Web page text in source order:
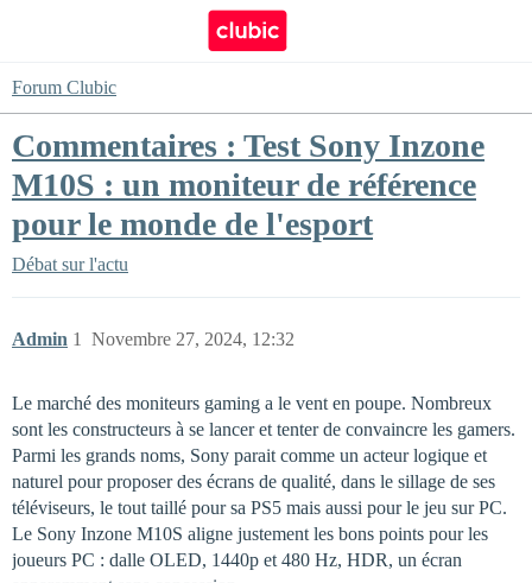
Forum Clubic
Commentaires : Test Sony Inzone
M10S : un moniteur de référence
pour le monde de l'esport
Débat sur l'actu
Admin Novembre 27, 2024, 12:32
1
Le marché des moniteurs gaming a le vent en poupe. Nombreux
sont les constructeurs à se lancer et tenter de convaincre les gamers.
Parmi les grands noms, Sony parait comme un acteur logique et
naturel pour proposer des écrans de qualité, dans le sillage de ses
téléviseurs, le tout taillé pour sa PS5 mais aussi pour le jeu sur PC.
Le Sony Inzone M10S aligne justement les bons points pour les
joueurs PC : dalle OLED, 1440p et 480 Hz, HDR, un écran